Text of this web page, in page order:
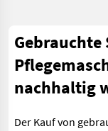
Gebrauchte
nachhaltig
Der Kauf von